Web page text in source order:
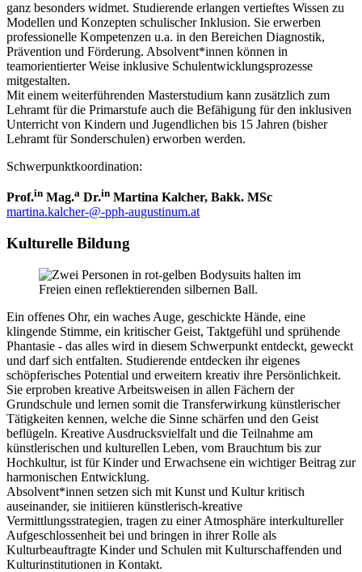
ganz besonders widmet. Studierende erlangen vertieftes Wissen zu
Modellen und Konzepten schulischer Inklusion. Sie erwerben
professionelle Kompetenzen u.a. in den Bereichen Diagnostik,
Prävention und Förderung. Absolvent*innen können in
teamorientierter Weise inklusive Schulentwicklungsprozesse
mitgestalten.
Mit einem weiterführenden Masterstudium kann zusätzlich zum
Lehramt für die Primarstufe auch die Befähigung für den inklusiven
Unterricht von Kindern und Jugendlichen bis 15 Jahren (bisher
Lehramt für Sonderschulen) erworben werden.
Schwerpunktkoordination:
Prof.in Mag.a Dr.in Martina Kalcher, Bakk. MSc
martina.kalcher-@-pph-augustinum.at
Kulturelle Bildung
Ein offenes Ohr, ein waches Auge, geschickte Hände, eine
klingende Stimme, ein kritischer Geist, Taktgefühl und sprühende
Phantasie - das alles wird in diesem Schwerpunkt entdeckt, geweckt
und darf sich entfalten. Studierende entdecken ihr eigenes
schöpferisches Potential und erweitern kreativ ihre Persönlichkeit.
Sie erproben kreative Arbeitsweisen in allen Fächern der
Grundschule und lernen somit die Transferwirkung künstlerischer
Tätigkeiten kennen, welche die Sinne schärfen und den Geist
beflügeln. Kreative Ausdrucksvielfalt und die Teilnahme am
künstlerischen und kulturellen Leben, vom Brauchtum bis zur
Hochkultur, ist für Kinder und Erwachsene ein wichtiger Beitrag zur
harmonischen Entwicklung.
Absolvent*innen setzen sich mit Kunst und Kultur kritisch
auseinander, sie initiieren künstlerisch-kreative
Vermittlungsstrategien, tragen zu einer Atmosphäre interkultureller
Aufgeschlossenheit bei und bringen in ihrer Rolle als
Kulturbeauftragte Kinder und Schulen mit Kulturschaffenden und
Kulturinstitutionen in Kontakt.